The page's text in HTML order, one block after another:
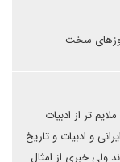
سخت
تر از ادبیات
و ادبیات و تاریخ
ولی خبری از امثال